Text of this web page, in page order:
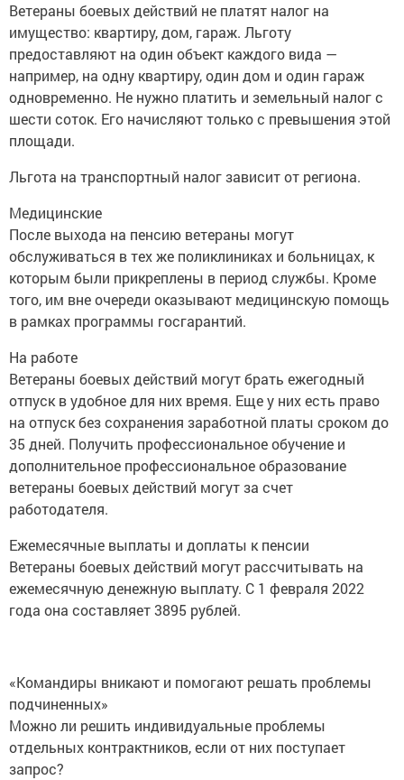
Ветераны боевых действий не платят налог на
имущество: квартиру, дом, гараж. Льготу
предоставляют на один объект каждого вида —
например, на одну квартиру, один дом и один гараж
одновременно. Не нужно платить и земельный налог с
шести соток. Его начисляют только с превышения этой
площади.
Льгота на транспортный налог зависит от региона.
Медицинские
После выхода на пенсию ветераны могут
обслуживаться в тех же поликлиниках и больницах, к
которым были прикреплены в период службы. Кроме
того, им вне очереди оказывают медицинскую помощь
в рамках программы госгарантий.
На работе
Ветераны боевых действий могут брать ежегодный
отпуск в удобное для них время. Еще у них есть право
на отпуск без сохранения заработной платы сроком до
35 дней. Получить профессиональное обучение и
дополнительное профессиональное образование
ветераны боевых действий могут за счет
работодателя.
Ежемесячные выплаты и доплаты к пенсии
Ветераны боевых действий могут рассчитывать на
ежемесячную денежную выплату. С 1 февраля 2022
года она составляет 3895 рублей.
«Командиры вникают и помогают решать проблемы
подчиненных»
Можно ли решить индивидуальные проблемы
отдельных контрактников, если от них поступает
запрос?